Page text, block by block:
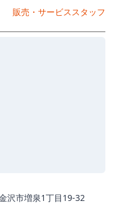
販売・サービススタッフ
沢市増泉1丁目19-32